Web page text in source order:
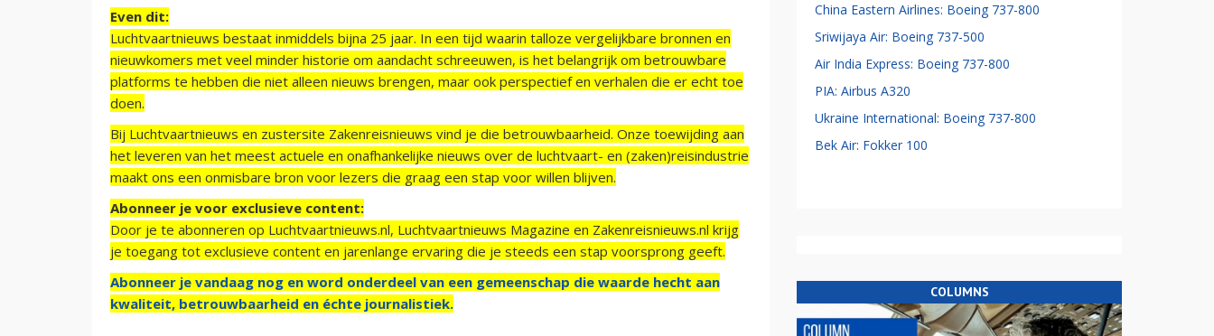
Even dit:
Luchtvaartnieuws bestaat inmiddels bijna 25 jaar. In een tijd waarin talloze vergelijkbare bronnen en
nieuwkomers met veel minder historie om aandacht schreeuwen, is het belangrijk om betrouwbare
platforms te hebben die niet alleen nieuws brengen, maar ook perspectief en verhalen die er echt toe
doen.
Bij Luchtvaartnieuws en zustersite Zakenreisnieuws vind je die betrouwbaarheid. Onze toewijding aan
het leveren van het meest actuele en onafhankelijke nieuws over de luchtvaart- en (zaken)reisindustrie
maakt ons een onmisbare bron voor lezers die graag een stap voor willen blijven.
Abonneer je voor exclusieve content:
Door je te abonneren op Luchtvaartnieuws.nl, Luchtvaartnieuws Magazine en Zakenreisnieuws.nl krijg
je toegang tot exclusieve content en jarenlange ervaring die je steeds een stap voorsprong geeft.
Abonneer je vandaag nog en word onderdeel van een gemeenschap die waarde hecht aan
kwaliteit, betrouwbaarheid en échte journalistiek.
China Eastern Airlines: Boeing 737-800
Sriwijaya Air: Boeing 737-500
Air India Express: Boeing 737-800
PIA: Airbus A320
Ukraine International: Boeing 737-800
Bek Air: Fokker 100
COLUMNS